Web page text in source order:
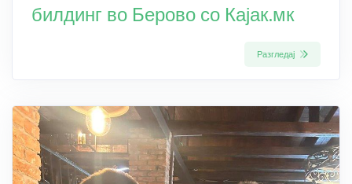
билдинг во Берово со Кајак.мк
Разгледај